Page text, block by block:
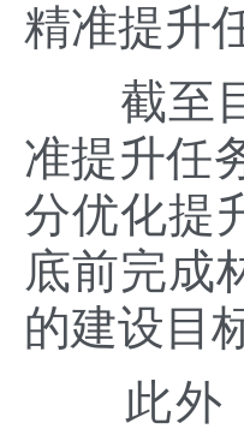
精准提升
截至目
准提升任
分优化提
底前完成
的建设目
此外，